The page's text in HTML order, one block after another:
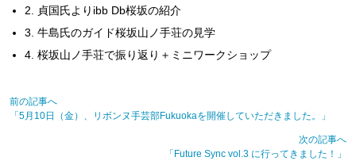
2. 貞国氏よりibb Db桜坂の紹介
3. 牛島氏のガイド桜坂山ノ手荘の見学
4. 桜坂山ノ手荘で振り返り＋ミニワークショップ
前の記事へ
「5月10日（金）、リボンヌ手芸部Fukuokaを開催していただきました。」
次の記事へ
「Future Sync vol.3 に行ってきました！」